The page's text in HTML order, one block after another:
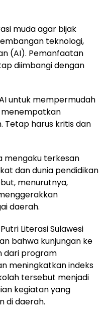
muda agar bijak
teknologi,
(AI). Pemanfaatan
diimbangi dengan
untuk mempermudah
menempatkan
Tetap harus kritis dan
mengaku terkesan
dan dunia pendidikan
menurutnya,
daerah.
Literasi Sulawesi
bahwa kunjungan ke
dari program
meningkatkan indeks
tersebut menjadi
kegiatan yang
di daerah.